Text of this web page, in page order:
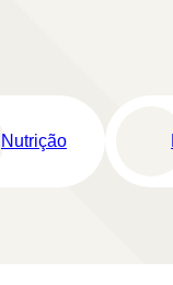
Nutrição